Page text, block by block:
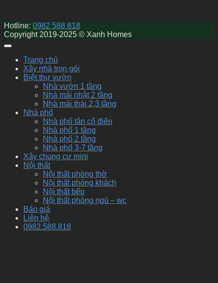
Hotline: 0982 588 818
Copyright 2019-2025 © Xanh Homes
Trang chủ
Xây nhà trọn gói
Biệt thự vườn
Nhà vườn 1 tầng
Nhà mái nhật 2 tầng
Nhà mái thái 2,3 tầng
Nhà phố
Nhà phố tân cổ điển
Nhà phố 1 tầng
Nhà phố 2 tầng
Nhà phố 3-7 tầng
Xây chung cư mini
Nội thất
Nội thất phòng thờ
Nội thất phòng khách
Nội thất bếp
Nội thất phòng ngủ – wc
Báo giá
Liên hệ
0982.588.818